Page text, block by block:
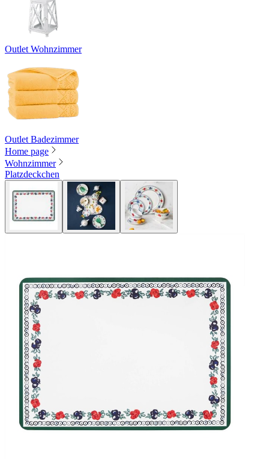
Outlet Wohnzimmer
Outlet Badezimmer
Home page
Wohnzimmer
Platzdeckchen